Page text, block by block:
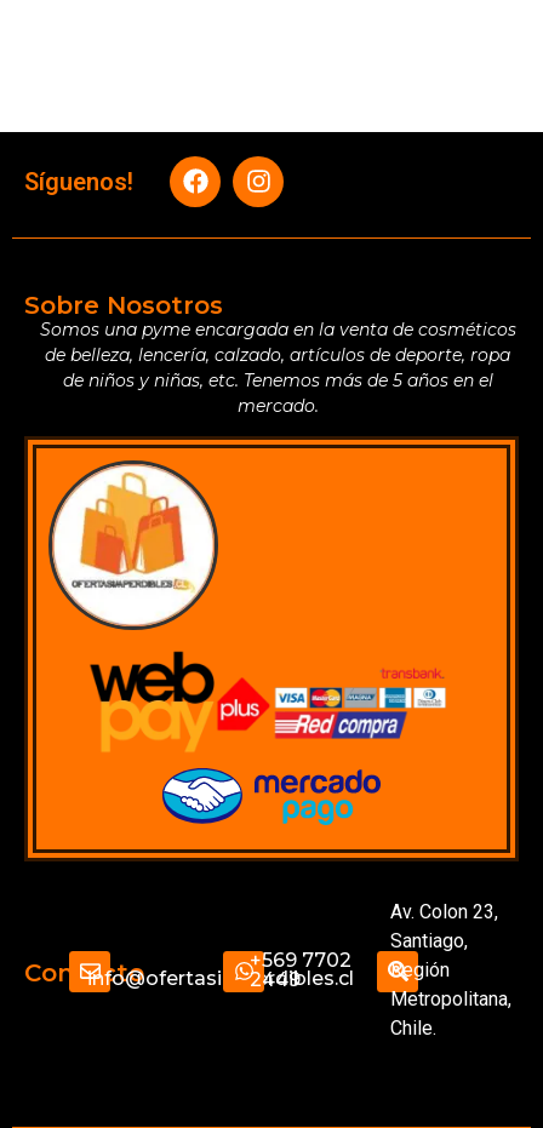
Síguenos!
Sobre Nosotros
Somos una pyme encargada en la venta de cosméticos
de belleza, lencería, calzado, artículos de deporte, ropa
de niños y niñas, etc. Tenemos más de 5 años en el
mercado.
Contactoinfo@ofertasimperdibles.cl
+569 7702
2449
Av. Colon 23,
Santiago,
Región
Metropolitana,
Chile.